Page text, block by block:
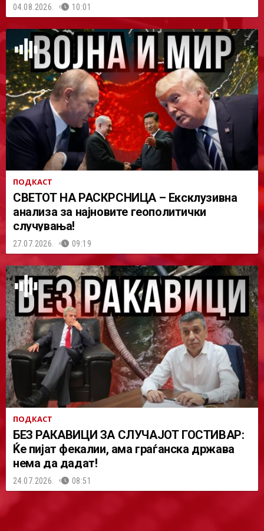
04.08.2026. 10:01
ПОДКАСТ
СВЕТОТ НА РАСКРСНИЦА – Ексклузивна
анализа за најновите геополитички
случувања!
27.07.2026. 09:19
ПОДКАСТ
БЕЗ РАКАВИЦИ ЗА СЛУЧАЈОТ ГОСТИВАР:
Ќе пијат фекалии, ама граѓанска држава
нема да дадат!
24.07.2026. 08:51